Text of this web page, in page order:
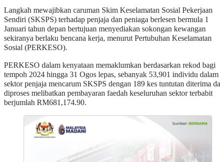
Langkah mewajibkan caruman Skim Keselamatan Sosial Pekerjaan
Sendiri (SKSPS) terhadap penjaja dan peniaga berlesen bermula 1
Januari tahun depan bertujuan menyediakan sokongan kewangan
sekiranya berlaku bencana kerja, menurut Pertubuhan Keselamatan
Sosial (PERKESO).
PERKESO dalam kenyataan memaklumkan berdasarkan rekod bagi
tempoh 2024 hingga 31 Ogos lepas, sebanyak 53,901 individu dalam
sektor penjaja mencarum SKSPS dengan 189 kes tuntutan diterima
diproses melibatkan pembayaran faedah keseluruhan sektor terbabit
berjumlah RM681,174.90.